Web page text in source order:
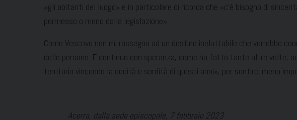
«gli abitanti del luogo» e in particolare ci ricorda che «c’è bisogno di
permesso o meno dalla legislazione».
Come Vescovo non mi rassegno ad un destino ineluttabile che vorrebbe
delle persone. E continuo con speranza, come ho fatto tante altre volte,
territorio vincendo la cecità e sordità di questi anni», per sentirci meno
Acerra, dalla sede episcopale, 7 febbraio 2023